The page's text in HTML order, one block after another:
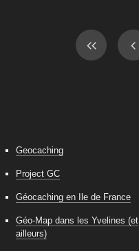
Geocaching
Project GC
Géocaching en Ile de France
Géo-Map dans les Yvelines (et
ailleurs)